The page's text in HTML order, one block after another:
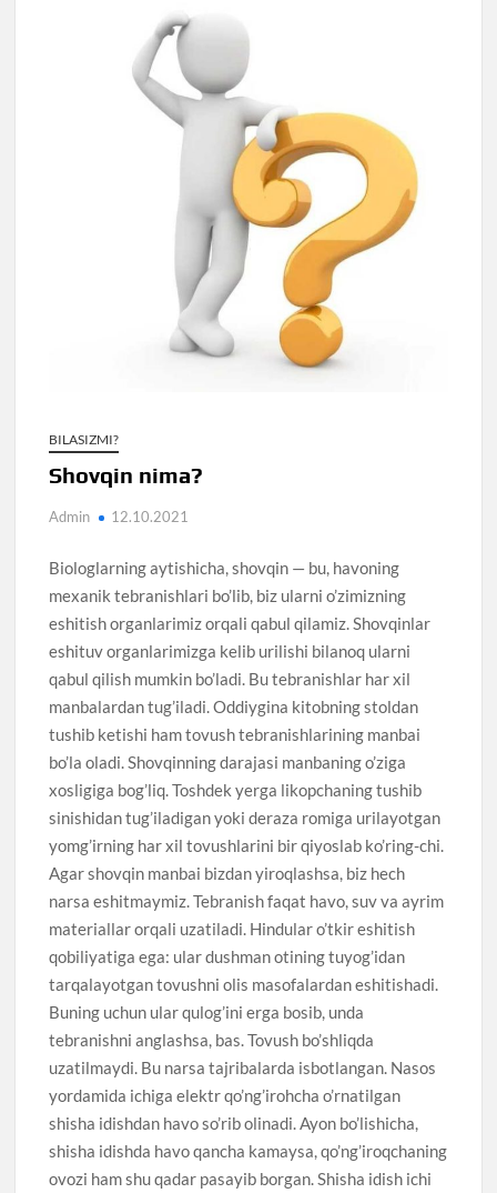
BILASIZMI?
Shovqin nima?
Admin 12.10.2021
Biologlarning aytishicha, shovqin — bu, havoning
mexanik tebranishlari bo’lib, biz ularni o’zimizning
eshitish organlarimiz orqali qabul qilamiz. Shovqinlar
eshituv organlarimizga kelib urilishi bilanoq ularni
qabul qilish mumkin bo’ladi. Bu tebranishlar har xil
manbalardan tug’iladi. Oddiygina kitobning stoldan
tushib ketishi ham tovush tebranishlarining manbai
bo’la oladi. Shovqinning darajasi manbaning o’ziga
xosligiga bog’liq. Toshdek yerga likopchaning tushib
sinishidan tug’iladigan yoki deraza romiga urilayotgan
yomg’irning har xil tovushlarini bir qiyoslab ko’ring-chi.
Agar shovqin manbai bizdan yiroqlashsa, biz hech
narsa eshitmaymiz. Tebranish faqat havo, suv va ayrim
materiallar orqali uzatiladi. Hindular o’tkir eshitish
qobiliyatiga ega: ular dushman otining tuyog’idan
tarqalayotgan tovushni olis masofalardan eshitishadi.
Buning uchun ular qulog’ini erga bosib, unda
tebranishni anglashsa, bas. Tovush bo’shliqda
uzatilmaydi. Bu narsa tajribalarda isbotlangan. Nasos
yordamida ichiga elektr qo’ng’irohcha o’rnatilgan
shisha idishdan havo so’rib olinadi. Ayon bo’lishicha,
shisha idishda havo qancha kamaysa, qo’ng’iroqchaning
ovozi ham shu qadar pasayib borgan. Shisha idish ichi